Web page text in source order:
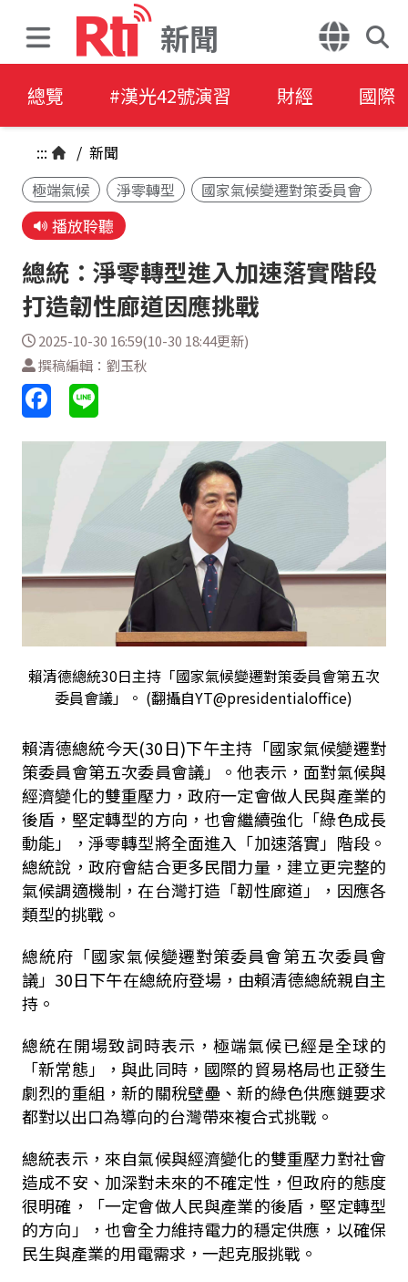
新聞
總覽 #漢光42號演習 財經 國際
::: / 新聞
極端氣候
淨零轉型 國家氣候變遷對策委員會
播放聆聽
總統：淨零轉型進入加速落實階段
打造韌性廊道因應挑戰
2025-10-30 16:59(10-30 18:44更新)
撰稿編輯：劉玉秋
賴清德總統30日主持「國家氣候變遷對策委員會第五次
委員會議」。 (翻攝自YT@presidentialoffice)
賴清德總統今天(30日)下午主持「國家氣候變遷對
策委員會第五次委員會議」。他表示，面對氣候與
經濟變化的雙重壓力，政府一定會做人民與產業的
後盾，堅定轉型的方向，也會繼續強化「綠色成長
動能」，淨零轉型將全面進入「加速落實」階段。
總統說，政府會結合更多民間力量，建立更完整的
氣候調適機制，在台灣打造「韌性廊道」，因應各
類型的挑戰。
總統府「國家氣候變遷對策委員會第五次委員會
議」 30日下午在總統府登場，由賴清德總統親自主
持。
總統在開場致詞時表示，極端氣候已經是全球的
「新常態」，與此同時，國際的貿易格局也正發生
劇烈的重組，新的關稅壁壘、新的綠色供應鏈要求
都對以出口為導向的台灣帶來複合式挑戰。
總統表示，來自氣候與經濟變化的雙重壓力對社會
造成不安、加深對未來的不確定性，但政府的態度
很明確，「一定會做人民與產業的後盾，堅定轉型
的方向」，也會全力維持電力的穩定供應，以確保
民生與產業的用電需求，一起克服挑戰。